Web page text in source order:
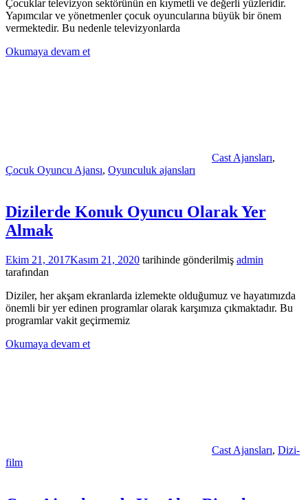
Çocuklar televizyon sektörünün en kıymetli ve değerli yüzleridir.
Yapımcılar ve yönetmenler çocuk oyuncularına büyük bir önem
vermektedir. Bu nedenle televizyonlarda
Okumaya devam et
Cast Ajansları,
Çocuk Oyuncu Ajansı, Oyunculuk ajansları
Dizilerde Konuk Oyuncu Olarak Yer
Almak
Ekim 21, 2017Kasım 21, 2020 tarihinde gönderilmiş admin
tarafından
Diziler, her akşam ekranlarda izlemekte olduğumuz ve hayatımızda
önemli bir yer edinen programlar olarak karşımıza çıkmaktadır. Bu
programlar vakit geçirmemiz
Okumaya devam et
Cast Ajansları, Dizi-
film